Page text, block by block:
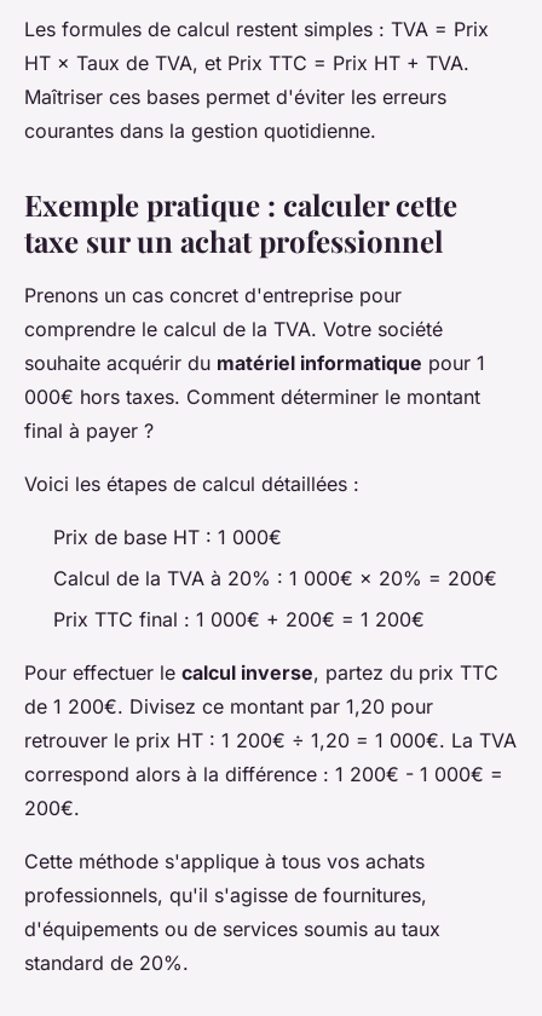
Les formules de calcul restent simples : TVA = Prix
HT × Taux de TVA, et Prix TTC = Prix HT + TVA.
Maîtriser ces bases permet d'éviter les erreurs
courantes dans la gestion quotidienne.
Exemple pratique : calculer cette
taxe sur un achat professionnel
Prenons un cas concret d'entreprise pour
comprendre le calcul de la TVA. Votre société
souhaite acquérir du matériel informatique pour 1
000€ hors taxes. Comment déterminer le montant
final à payer ?
Voici les étapes de calcul détaillées :
Prix de base HT : 1 000€
Calcul de la TVA à 20% : 1 000€ × 20% = 200€
Prix TTC final : 1 000€ + 200€ = 1 200€
Pour effectuer le calcul inverse, partez du prix TTC
de 1 200€. Divisez ce montant par 1,20 pour
retrouver le prix HT : 1 200€ ÷ 1,20 = 1 000€. La TVA
correspond alors à la différence : 1 200€ - 1 000€ =
200€.
Cette méthode s'applique à tous vos achats
professionnels, qu'il s'agisse de fournitures,
d'équipements ou de services soumis au taux
standard de 20%.